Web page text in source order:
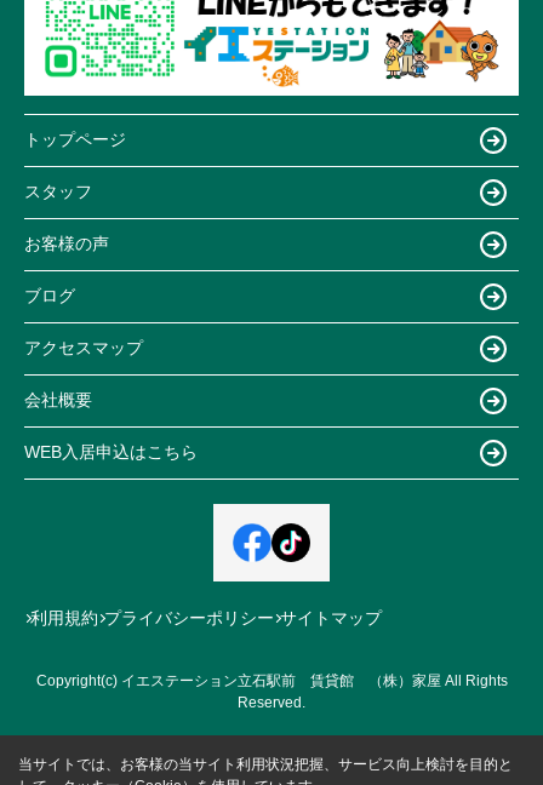
トップページ
スタッフ
お客様の声
ブログ
アクセスマップ
会社概要
WEB入居申込はこちら
利用規約 プライバシーポリシー サイトマップ
Copyright(c) イエステーション立石駅前 賃貸館 （株）家屋 All Rights
Reserved.
当サイトでは、お客様の当サイト利用状況把握、サービス向上検討を目的と